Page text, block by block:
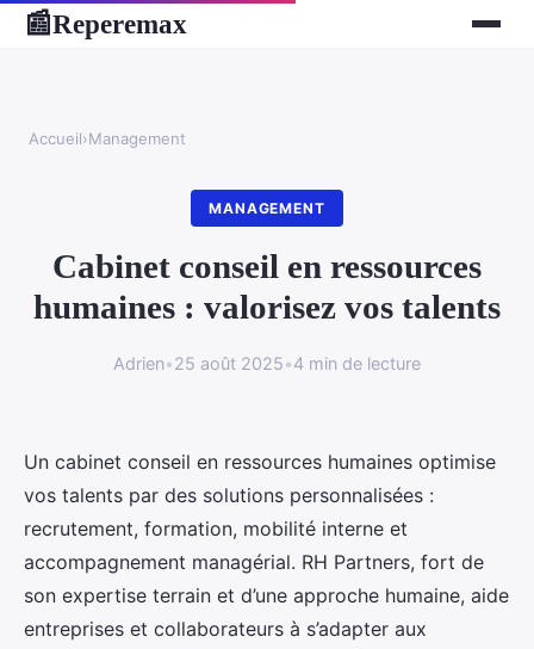
📰Reperemax
Accueil›Management
MANAGEMENT
Cabinet conseil en ressources
humaines : valorisez vos talents
Adrien•25 août 2025•4 min de lecture
Un cabinet conseil en ressources humaines optimise
vos talents par des solutions personnalisées :
recrutement, formation, mobilité interne et
accompagnement managérial. RH Partners, fort de
son expertise terrain et d’une approche humaine, aide
entreprises et collaborateurs à s’adapter aux